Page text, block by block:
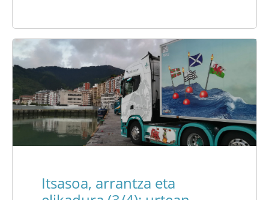
Itsasoa, arrantza eta